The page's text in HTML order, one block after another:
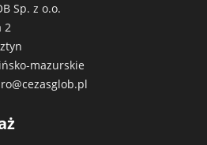
Sp. z o.o.
2
mazurskie